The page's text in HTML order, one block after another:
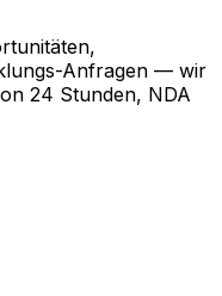
Anfragen — wir
24 Stunden, NDA